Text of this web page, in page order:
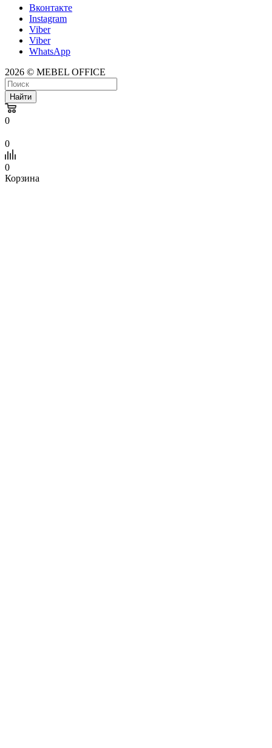
Вконтакте
Instagram
Viber
Viber
WhatsApp
2026 © MEBEL OFFICE
Найти
0
0
0
Корзина